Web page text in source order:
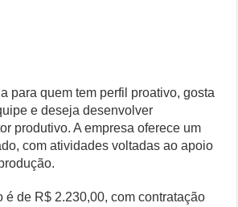
para quem tem perfil proativo, gosta
e deseja desenvolver
produtivo. A empresa oferece um
com atividades voltadas ao apoio
é de R$ 2.230,00, com contratação